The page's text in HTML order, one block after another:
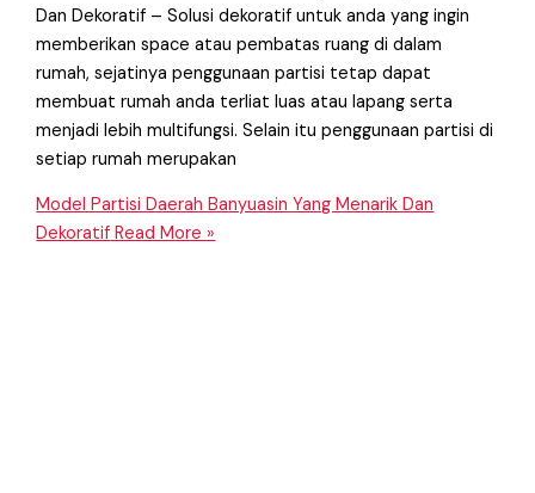
Dan Dekoratif – Solusi dekoratif untuk anda yang ingin
memberikan space atau pembatas ruang di dalam
rumah, sejatinya penggunaan partisi tetap dapat
membuat rumah anda terliat luas atau lapang serta
menjadi lebih multifungsi. Selain itu penggunaan partisi di
setiap rumah merupakan
Model Partisi Daerah Banyuasin Yang Menarik Dan
Dekoratif Read More »